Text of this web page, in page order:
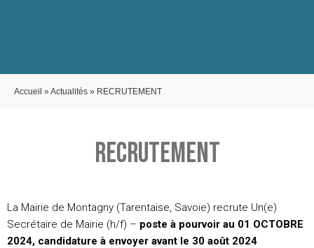
Accueil »Actualités » RECRUTEMENT
RECRUTEMENT
La Mairie de Montagny (Tarentaise, Savoie) recrute Un(e)
Secrétaire de Mairie (h/f) – poste à pourvoir au 01 OCTOBRE
2024, candidature à envoyer avant le 30 août 2024